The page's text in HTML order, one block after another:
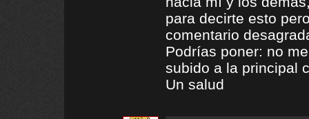
para decirte esto
comentario
Podrías poner: no
subido a la principal
Un salud